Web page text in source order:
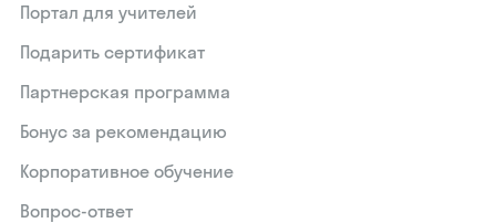
Портал для учителей
Подарить сертификат
Партнерская программа
Бонус за рекомендацию
Корпоративное обучение
Вопрос-ответ